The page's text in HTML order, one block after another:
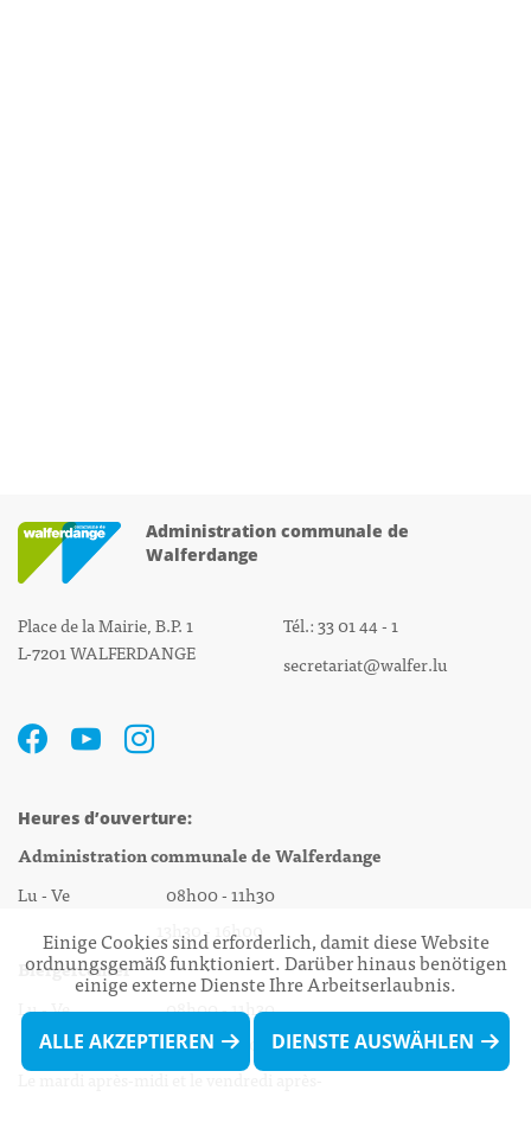
Administration communale de
Walferdange
Place de la Mairie, B.P. 1
L-7201 WALFERDANGE
Tél.: 33 01 44 - 1
secretariat@walfer.lu
Heures d’ouverture:
Administration communale de Walferdange
Lu - Ve 08h00 - 11h30
13h30 - 16h00
Biergercenter
Lu - Ve 08h00 - 11h30
13h30 - 16h00
Le mardi après-midi et le vendredi après-
Einige Cookies sind erforderlich, damit diese Website
ordnungsgemäß funktioniert. Darüber hinaus benötigen
einige externe Dienste Ihre Arbeitserlaubnis.
ALLE AKZEPTIEREN DIENSTE AUSWÄHLEN